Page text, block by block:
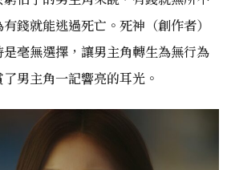
錢就能逃過死亡。死神（創作者）
毫無選擇，讓男主角轉生為無行為
男主角一記響亮的耳光。